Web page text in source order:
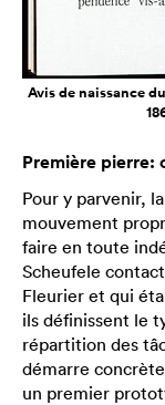
Avis de naissance
Première pierre:
Pour y parvenir,
mouvement
faire en toute
Scheufele
Fleurier et qui
ils définissent le
répartition des
démarre
un premier